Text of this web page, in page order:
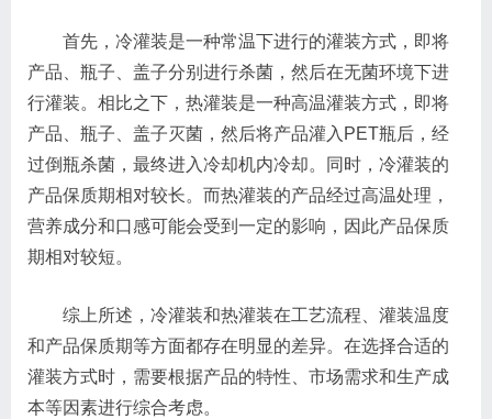
首先，冷灌装是一种常温下进行的灌装方式，即将
产品、瓶子、盖子分别进行杀菌，然后在无菌环境下进
行灌装。相比之下，热灌装是一种高温灌装方式，即将
产品、瓶子、盖子灭菌，然后将产品灌入PET瓶后，经
过倒瓶杀菌，最终进入冷却机内冷却。同时，冷灌装的
产品保质期相对较长。而热灌装的产品经过高温处理，
营养成分和口感可能会受到一定的影响，因此产品保质
期相对较短。
综上所述，冷灌装和热灌装在工艺流程、灌装温度
和产品保质期等方面都存在明显的差异。在选择合适的
灌装方式时，需要根据产品的特性、市场需求和生产成
本等因素进行综合考虑。